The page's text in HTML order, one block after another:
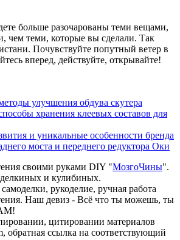
больше разочарованы теми вещами,
чем теми, которые вы сделали. Так
Почувствуйте попутный ветер в
вперед, действуйте, открывайте!
улучшения обдува скутера
хранения клеевых составов для
и уникальные особенности бренда
моста и переднего редуктора Оки
своими руками DIY "МозгоЧины".
и кулибиных.
рукоделие, ручная работа
Наш девиз - Всё что ты можешь, ты
цитировании материалов
обратная ссылка на соответствующий